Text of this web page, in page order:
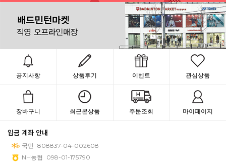
공지사항 상품후기 이벤트 관심상품
장바구니 최근본상품 주문조회 마이페이지
입금 계좌 안내
국민 808837-04-002608
NH농협
098-01-175790